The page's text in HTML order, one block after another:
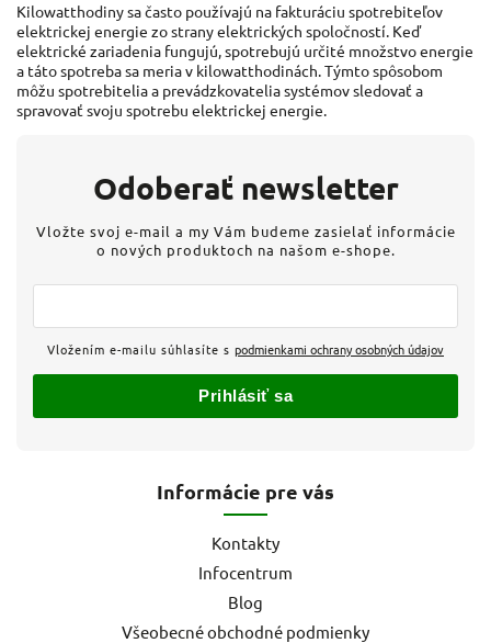
Kilowatthodiny sa často používajú na fakturáciu spotrebiteľov
elektrickej energie zo strany elektrických spoločností. Keď
elektrické zariadenia fungujú, spotrebujú určité množstvo energie
a táto spotreba sa meria v kilowatthodinách. Týmto spôsobom
môžu spotrebitelia a prevádzkovatelia systémov sledovať a
spravovať svoju spotrebu elektrickej energie.
Informácie pre vás
Kontakty
Infocentrum
Blog
Všeobecné obchodné podmienky
Odoberať newsletter
Vložte svoj e-mail a my Vám budeme zasielať informácie
o nových produktoch na našom e-shope.
Vložením e-mailu súhlasíte s podmienkami ochrany osobných údajov
Prihlásiť sa